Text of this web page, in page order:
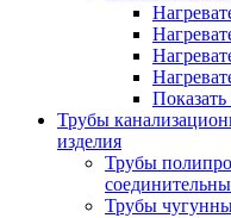
Показать
Трубы
изделия
Трубы
Трубы